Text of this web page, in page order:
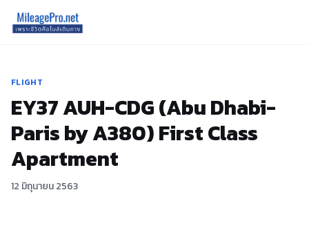
FLIGHT
EY37 AUH-CDG (Abu Dhabi-
Paris by A380) First Class
Apartment
12 มิถุนายน 2563